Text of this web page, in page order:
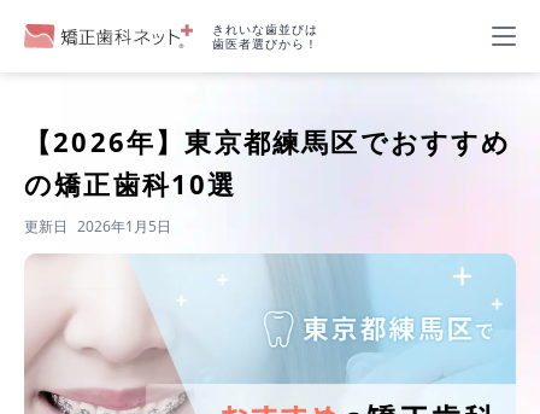
きれいな歯並びは
歯医者選びから！
【2026年】東京都練馬区でおすすめ
の矯正歯科10選
更新日 2026年1月5日